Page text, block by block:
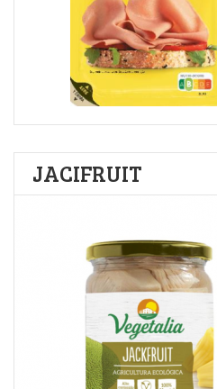
JACIFRUIT